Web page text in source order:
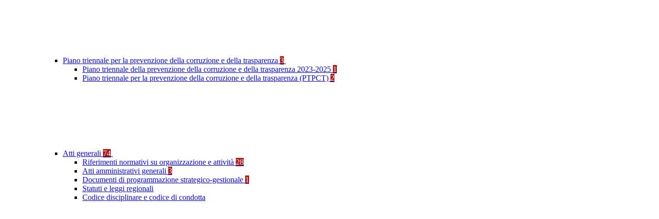
Piano triennale per la prevenzione della corruzione e della trasparenza 3
Piano triennale della prevenzione della corruzione e della trasparenza 2023-2025 1
Piano triennale per la prevenzione della corruzione e della trasparenza (PTPCT) 2
Atti generali 74
Riferimenti normativi su organizzazione e attività 28
Atti amministrativi generali 3
Documenti di programmazione strategico-gestionale 1
Statuti e leggi regionali
Codice disciplinare e codice di condotta